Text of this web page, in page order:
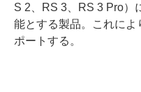
S 2、RS 3、RS 3 Pro）
能とする製品。これに
ポートする。